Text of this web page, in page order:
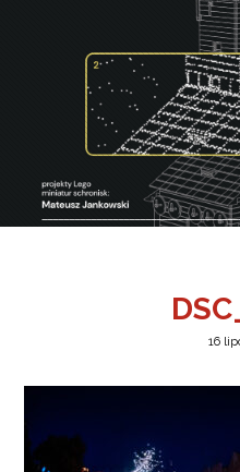
Jeleniej Górze
16